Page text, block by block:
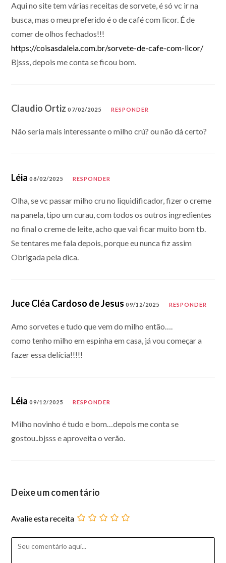
Aqui no site tem várias receitas de sorvete, é só vc ir na
busca, mas o meu preferido é o de café com licor. É de
comer de olhos fechados!!!
https://coisasdaleia.com.br/sorvete-de-cafe-com-licor/
Bjsss, depois me conta se ficou bom.
Claudio Ortiz07/02/2025 RESPONDER
Não seria mais interessante o milho crú? ou não dá certo?
Léia 08/02/2025 RESPONDER
Olha, se vc passar milho cru no liquidificador, fizer o creme
na panela, tipo um curau, com todos os outros ingredientes
no final o creme de leite, acho que vai ficar muito bom tb.
Se tentares me fala depois, porque eu nunca fiz assim
Obrigada pela dica.
Juce Cléa Cardoso de Jesus 09/12/2025 RESPONDER
Amo sorvetes e tudo que vem do milho então….
como tenho milho em espinha em casa, já vou começar a
fazer essa delícia!!!!!
Léia 09/12/2025 RESPONDER
Milho novinho é tudo e bom…depois me conta se
gostou..bjsss e aproveita o verão.
Deixe um comentário
Avalie esta receita
Comentário